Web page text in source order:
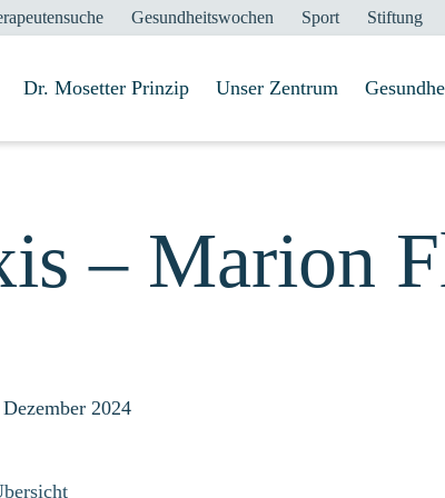
Gesundheitswochen Sport Stiftung
Dr. Mosetter Prinzip Unser Zentrum Suche
– Marion
2024